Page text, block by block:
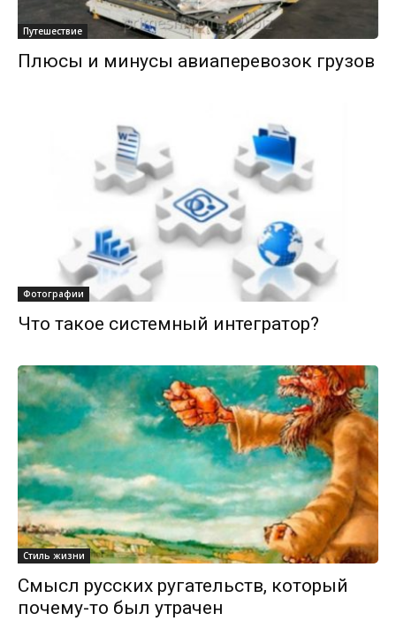
Путешествие
Плюсы и минусы авиаперевозок грузов
Фотографии
Что такое системный интегратор?
Стиль жизни
Смысл русских ругательств, который
почему-то был утрачен